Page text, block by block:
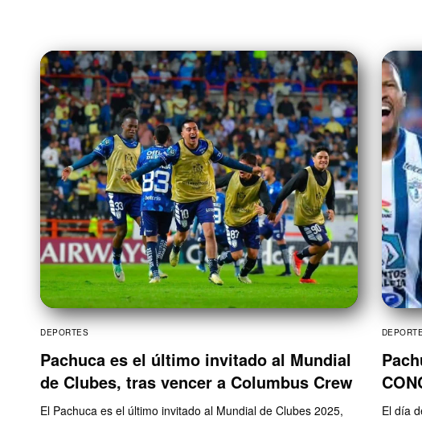
DEPORTES
Pachuca es el último invitado al Mundial
de Clubes, tras vencer a Columbus Crew
El Pachuca es el último invitado al Mundial de Clubes 2025,
El día